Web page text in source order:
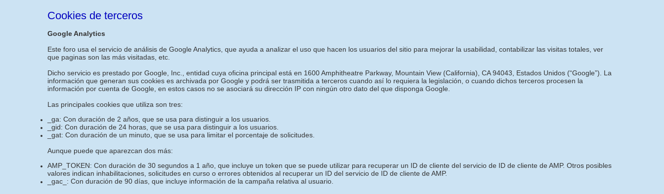
Cookies de terceros
Google Analytics
Este foro usa el servicio de análisis de Google Analytics, que ayuda a analizar el uso que hacen los usuarios del sitio para mejorar la usabilidad, contabilizar las visitas totales, ver
que paginas son las más visitadas, etc.
Dicho servicio es prestado por Google, Inc., entidad cuya oficina principal está en 1600 Amphitheatre Parkway, Mountain View (California), CA 94043, Estados Unidos (“Google”). La
información que generan sus cookies es archivada por Google y podrá ser trasmitida a terceros cuando así lo requiera la legislación, o cuando dichos terceros procesen la
información por cuenta de Google, en estos casos no se asociará su dirección IP con ningún otro dato del que disponga Google.
Las principales cookies que utiliza son tres:
_ga: Con duración de 2 años, que se usa para distinguir a los usuarios.
_gid: Con duración de 24 horas, que se usa para distinguir a los usuarios.
_gat: Con duración de un minuto, que se usa para limitar el porcentaje de solicitudes.
Aunque puede que aparezcan dos más:
AMP_TOKEN: Con duración de 30 segundos a 1 año, que incluye un token que se puede utilizar para recuperar un ID de cliente del servicio de ID de cliente de AMP. Otros posibles
valores indican inhabilitaciones, solicitudes en curso o errores obtenidos al recuperar un ID del servicio de ID de cliente de AMP.
_gac_: Con duración de 90 días, que incluye información de la campaña relativa al usuario.